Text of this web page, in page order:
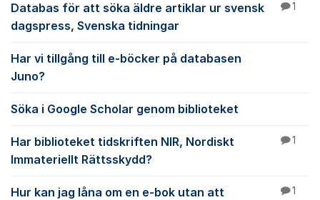
Databas för att söka äldre artiklar ur svensk
dagspress, Svenska tidningar
1
Har vi tillgång till e-böcker på databasen
Juno?
Söka i Google Scholar genom biblioteket
Har biblioteket tidskriften NIR, Nordiskt
Immateriellt Rättsskydd?
1
Hur kan jag låna om en e-bok utan att
1